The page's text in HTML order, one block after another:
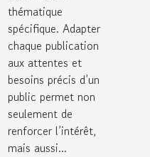
thématique
spécifique. Adapter
chaque publication
aux attentes et
besoins précis d’un
public permet non
seulement de
renforcer l’intérêt,
mais aussi...